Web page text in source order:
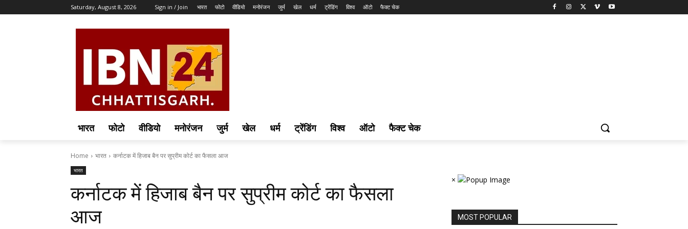
Saturday, August 8, 2026 Sign in / Join भारत फोटो वीडियो मनोरंजन जुर्म खेल धर्म ट्रेंडिंग विश्व ऑटो फैक्ट चेक
भारत फोटो वीडियो मनोरंजन जुर्म खेल धर्म ट्रेंडिंग विश्व ऑटो फैक्ट चेक
Home भारत कर्नाटक में हिजाब बैन पर सुप्रीम कोर्ट का फैसला आज
भारत
कर्नाटक में हिजाब बैन पर सुप्रीम कोर्ट का फैसला
आज
×
MOST POPULAR